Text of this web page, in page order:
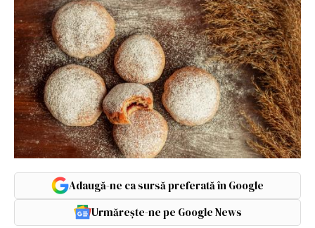
Adaugă-ne ca sursă preferată în Google
Urmărește-ne pe Google News